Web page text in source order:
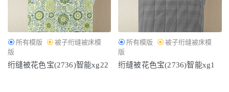
所有模版
被子绗缝被床模
版
绗缝被花色宝(2736)智能xg22
所有模版
被子绗缝被床模
版
绗缝被花色宝(2736)智能xg1